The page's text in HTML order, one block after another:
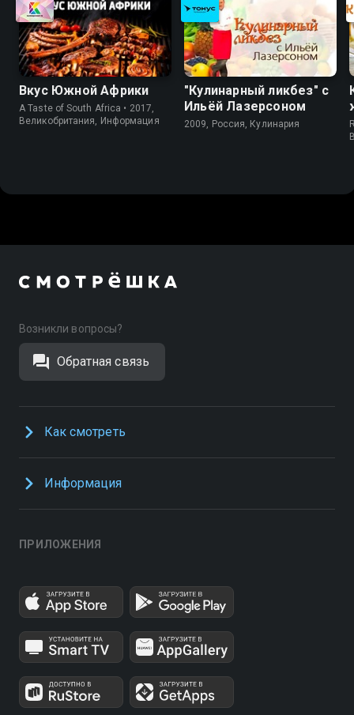
Вкус Южной Африки
A Taste of South Africa • 2017,
Великобритания, Информация
"Кулинарный ликбез" с
Ильёй Лазерсоном
2009, Россия, Кулинария
Возникли вопросы?
Обратная связь
Как смотреть
Информация
ПРИЛОЖЕНИЯ